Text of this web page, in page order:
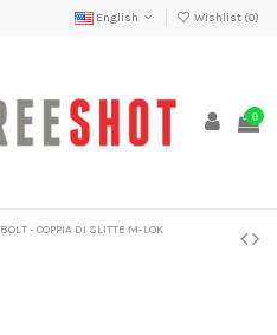
English Wishlist (0)
0
BOLT - COPPIA DI SLITTE M-LOK